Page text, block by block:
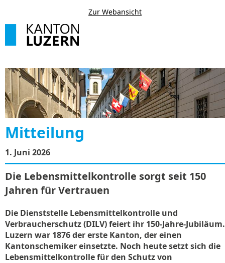
Zur Webansicht
Mitteilung
1. Juni 2026
Die Lebensmittelkontrolle sorgt seit 150
Jahren für Vertrauen
Die Dienststelle Lebensmittelkontrolle und
Verbraucherschutz (DILV) feiert ihr 150-Jahre-Jubiläum.
Luzern war 1876 der erste Kanton, der einen
Kantonschemiker einsetzte. Noch heute setzt sich die
Lebensmittelkontrolle für den Schutz von